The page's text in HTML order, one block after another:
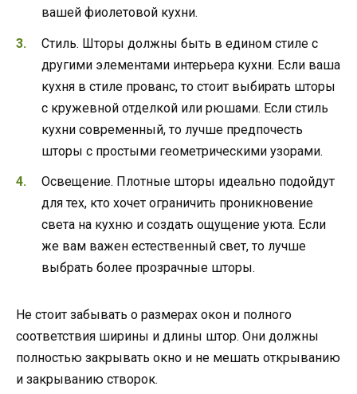
вашей фиолетовой кухни.
Стиль. Шторы должны быть в едином стиле с
другими элементами интерьера кухни. Если ваша
кухня в стиле прованс, то стоит выбирать шторы
с кружевной отделкой или рюшами. Если стиль
кухни современный, то лучше предпочесть
шторы с простыми геометрическими узорами.
Освещение. Плотные шторы идеально подойдут
для тех, кто хочет ограничить проникновение
света на кухню и создать ощущение уюта. Если
же вам важен естественный свет, то лучше
выбрать более прозрачные шторы.
Не стоит забывать о размерах окон и полного
соответствия ширины и длины штор. Они должны
полностью закрывать окно и не мешать открыванию
и закрыванию створок.